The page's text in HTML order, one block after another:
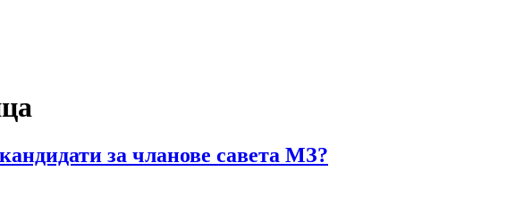
за чланове савета МЗ?